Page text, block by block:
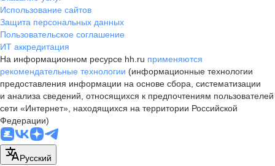
Использование сайтов
Защита персональных данных
Пользовательское соглашение
ИТ аккредитация
На информационном ресурсе hh.ru применяются
рекомендательные технологии (информационные технологии
предоставления информации на основе сбора, систематизации
и анализа сведений, относящихся к предпочтениям пользователей
сети «Интернет», находящихся на территории Российской
Федерации)
Русский